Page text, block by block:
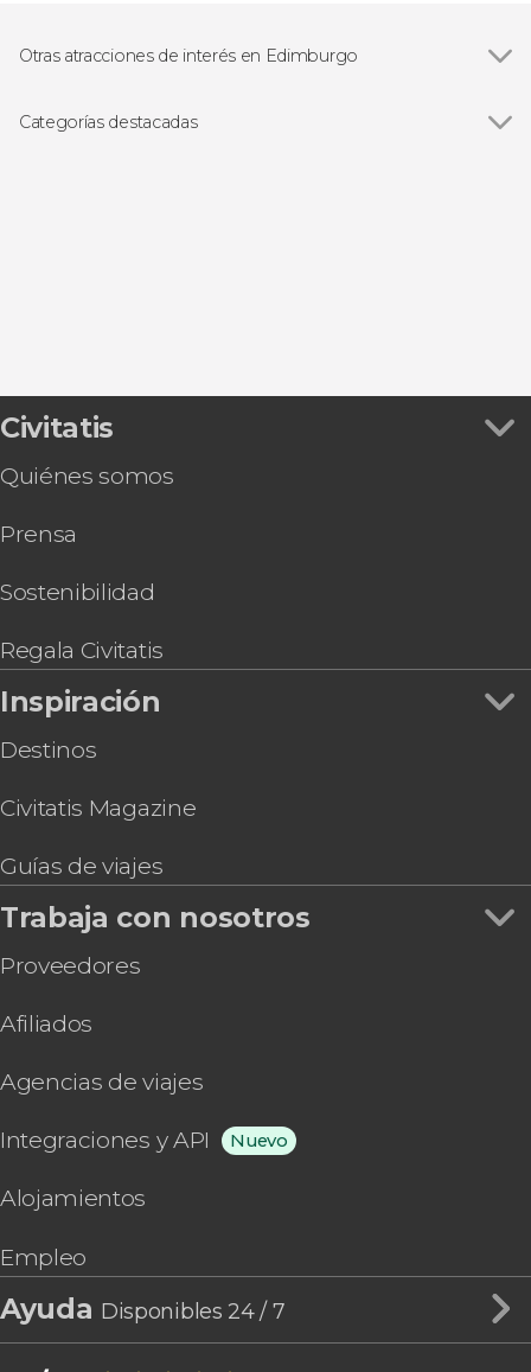
Otras atracciones de interés en Edimburgo
Castillo de Edimburgo
Categorías destacadas
Civitatis
Quiénes somos
Prensa
Sostenibilidad
Regala Civitatis
Inspiración
Destinos
Civitatis Magazine
Guías de viajes
Trabaja con nosotros
Proveedores
Afiliados
Agencias de viajes
Integraciones y API Nuevo
Alojamientos
Empleo
Ayuda Disponibles 24 / 7